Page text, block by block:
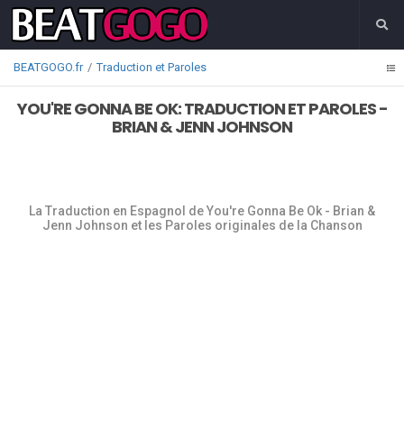
BEATGOGO.fr Traduction et Paroles
YOU'RE GONNA BE OK: TRADUCTION ET PAROLES -
BRIAN & JENN JOHNSON
La Traduction en Espagnol de You're Gonna Be Ok - Brian &
Jenn Johnson et les Paroles originales de la Chanson